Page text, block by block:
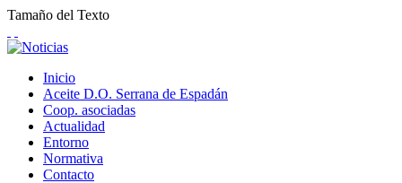
Tamaño del Texto
Inicio
Aceite D.O. Serrana de Espadán
Coop. asociadas
Actualidad
Entorno
Normativa
Contacto